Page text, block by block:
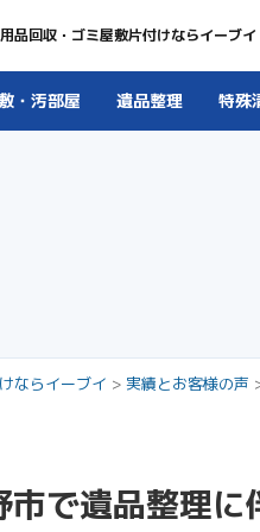
品回収・ゴミ屋敷片付けならイーブ
・汚部屋 遺品整理 特殊
ならイーブイ > 実績とお客様の声
市で遺品整理